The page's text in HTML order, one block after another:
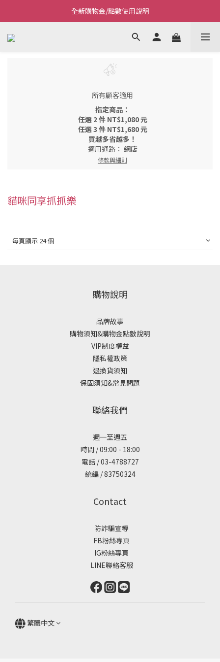
Welcome~私藏生活~
全新購物金/點數使用說明
Welcome~私藏生活~
所有顧客適用
指定商品：
任選 2 件 NT$1,080 元
任選 3 件 NT$1,680 元
買越多省越多！
適用通路： 網店
條款與細則
貓咪同享抓抓樂
每頁顯示 24 個
購物說明
品牌故事
購物須知&購物金點數說明
VIP制度權益
隱私權政策
退換貨須知
保固須知&常見問題
聯絡我們
週一至週五
時間 / 09:00 - 18:00
電話 / 03-4788727
統編 / 83750324
Contact
防詐騙宣導
FB粉絲專頁
IG粉絲專頁
LINE聯絡客服
繁體中文